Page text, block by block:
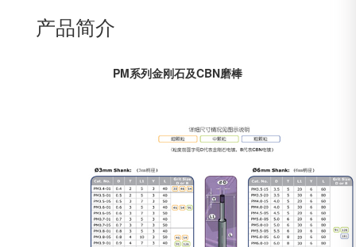
产品简介
PM系列金刚石及CBN磨棒